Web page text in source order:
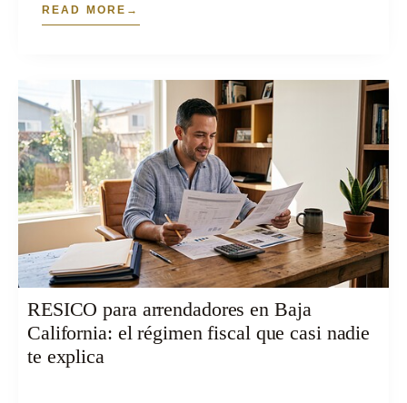
READ MORE
RESICO para arrendadores en Baja
California: el régimen fiscal que casi nadie
te explica